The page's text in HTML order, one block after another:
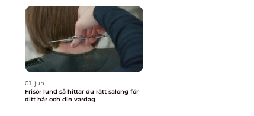
01. jun
Frisör lund så hittar du rätt salong för
ditt hår och din vardag